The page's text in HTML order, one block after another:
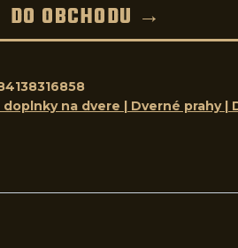
DO OBCHODU →
doplnky na dvere | Dverné prahy |